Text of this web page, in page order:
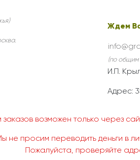
.
Ждем
(по общим
И.П.
Адрес:
заказов возможен только через
не просим переводить деньги в
Пожалуйста, проверяйте